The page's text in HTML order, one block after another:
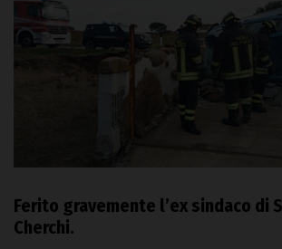
Ferito gravemente l’ex sindaco di
Cherchi.